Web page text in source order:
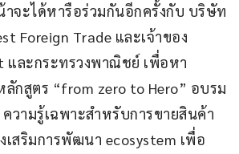
จะได้หารือร่วมกันอีกครั้งกับ บริษัท
Foreign Trade และเจ้าของ
และกระทรวงพาณิชย์ เพื่อหา
กสูตร “from zero to Hero” อบรม
วามรู้เฉพาะสำหรับการขายสินค้า
เสริมการพัฒนา ecosystem เพื่อ